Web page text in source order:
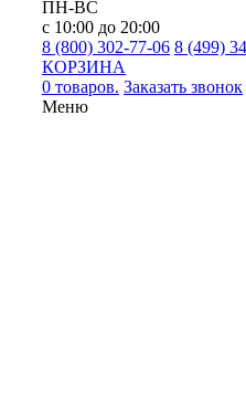
ПН-ВС
с 10:00 до 20:00
8 (800) 302-77-06 8 (499)
КОРЗИНА
0 товаров. Заказать звонок
Меню